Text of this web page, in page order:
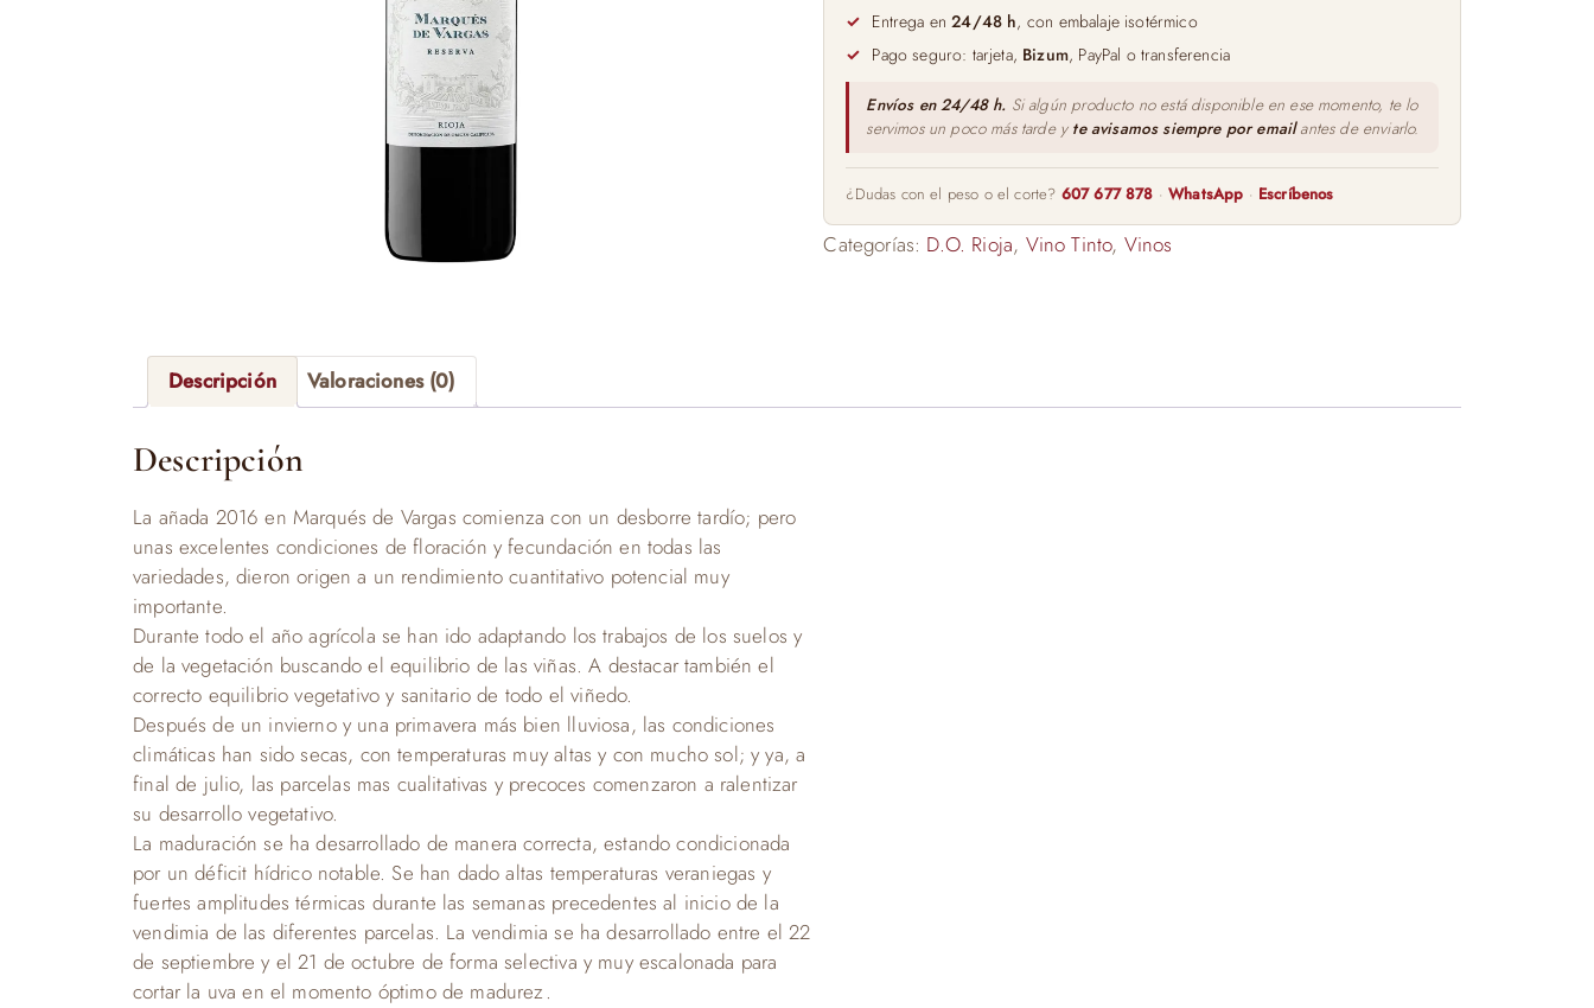
Reserva
75cl
cantidad
Entrega en24/48 h, con embalaje isotérmico
Pago seguro: tarjeta, Bizum, PayPal o transferencia
Envíos en 24/48 h. Si algún producto no está disponible en ese momento, te lo
servimos un poco más tarde y te avisamos siempre por emailantes de enviarlo.
¿Dudas con el peso o el corte? 607 677 878 ·WhatsApp · Escríbenos
Categorías: D.O. Rioja, Vino Tinto, Vinos
Descripción Valoraciones (0)
Descripción
La añada 2016 en Marqués de Vargas comienza con un desborre tardío; pero
unas excelentes condiciones de floración y fecundación en todas las
variedades, dieron origen a un rendimiento cuantitativo potencial muy
importante.
Durante todo el año agrícola se han ido adaptando los trabajos de los suelos y
de la vegetación buscando el equilibrio de las viñas. A destacar también el
correcto equilibrio vegetativo y sanitario de todo el viñedo.
Después de un invierno y una primavera más bien lluviosa, las condiciones
climáticas han sido secas, con temperaturas muy altas y con mucho sol; y ya, a
final de julio, las parcelas mas cualitativas y precoces comenzaron a ralentizar
su desarrollo vegetativo.
La maduración se ha desarrollado de manera correcta, estando condicionada
por un déficit hídrico notable. Se han dado altas temperaturas veraniegas y
fuertes amplitudes térmicas durante las semanas precedentes al inicio de la
vendimia de las diferentes parcelas. La vendimia se ha desarrollado entre el 22
de septiembre y el 21 de octubre de forma selectiva y muy escalonada para
cortar la uva en el momento óptimo de madurez.